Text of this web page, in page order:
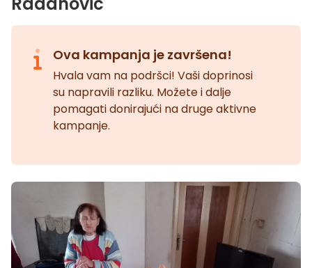
Ova kampanja je završena!
Hvala vam na podršci! Vaši doprinosi
su napravili razliku. Možete i dalje
pomagati donirajući na druge aktivne
kampanje.